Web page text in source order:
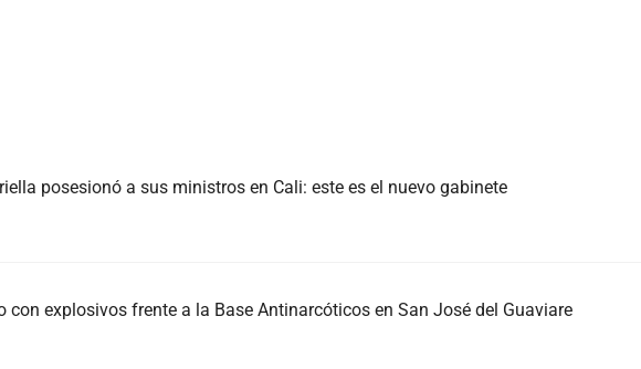
posesionó a sus ministros en Cali: este es el nuevo gabinete
con explosivos frente a la Base Antinarcóticos en San José del Guaviare